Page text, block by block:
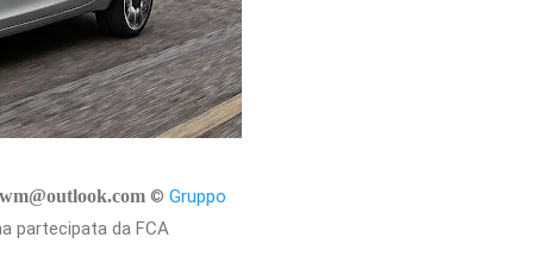
© Gruppo
partecipata da FCA